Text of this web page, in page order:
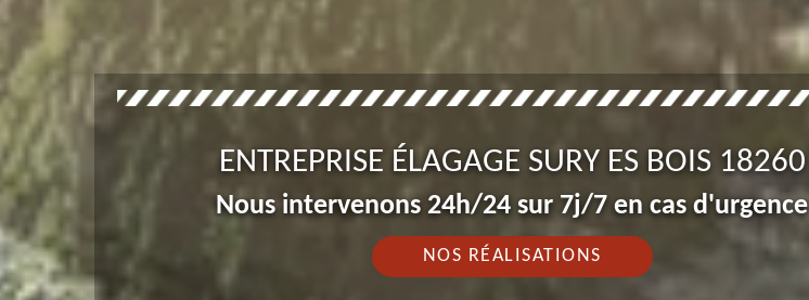
ENTREPRISE ÉLAGAGE SURY ES BOIS 18260
Nous intervenons 24h/24 sur 7j/7 en cas d'urgence
NOS RÉALISATIONS